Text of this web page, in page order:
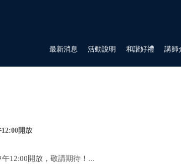
最新消息 活動說明 和諧好禮 講師
開放
12:00開放，敬請期待！...